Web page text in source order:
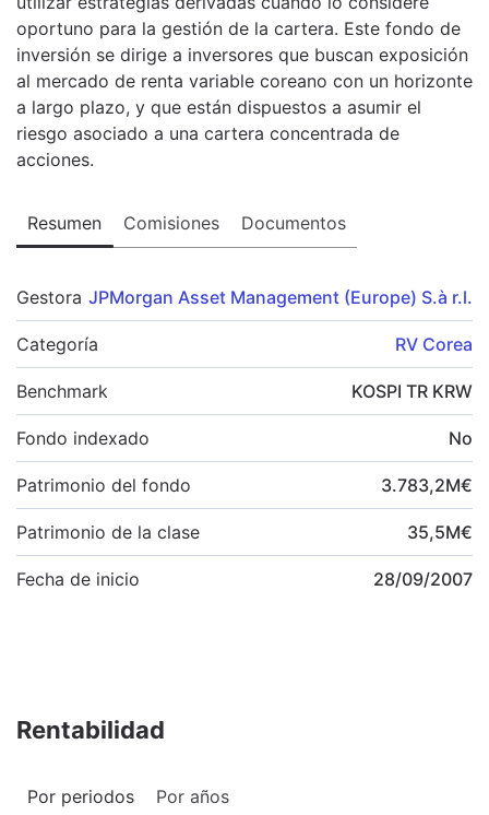
oportuno para la gestión de la cartera. Este fondo de
inversión se dirige a inversores que buscan exposición
al mercado de renta variable coreano con un horizonte
a largo plazo, y que están dispuestos a asumir el
riesgo asociado a una cartera concentrada de
acciones.
Resumen Comisiones Documentos
Gestora JPMorgan Asset Management (Europe) S.à r.l.
Categoría RV Corea
Benchmark KOSPI TR KRW
Fondo indexado No
Patrimonio del fondo 3.783,2M€
Patrimonio de la clase 35,5M€
Fecha de inicio 28/09/2007
Rentabilidad
Por periodos Por años